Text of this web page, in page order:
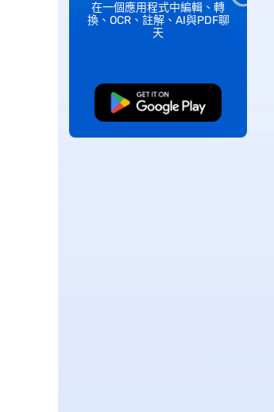
在一個應用程式中編輯、轉
換、OCR、註解、AI與PDF聊
天
免費下載